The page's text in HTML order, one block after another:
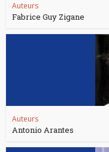
Auteurs
Fabrice Guy Zigane
Auteurs
Antonio Arantes